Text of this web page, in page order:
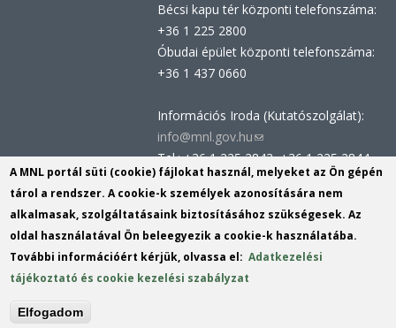
e-
Bécsi kapu tér központi telefonszáma:
+36 1 225 2800
Óbudai épület központi telefonszáma:
+36 1 437 0660
Információs Iroda (Kutatószolgálat):
info@mnl.gov.hu(link
sends
e-
mail)
Tel.: +36 1 225 2843, +36 1 225 2844
Postacím: 1014 Budapest, Bécsi kapu
tér 2-4.
Felnőttképzési nyilvántartási szám:
B/2020/002162
Engedélyszám: E/2020/000419
A MNL portál süti (cookie) fájlokat használ, melyeket az Ön gépén
tárol a rendszer. A cookie-k személyek azonosítására nem
alkalmasak, szolgáltatásaink biztosításához szükségesek. Az
oldal használatával Ön beleegyezik a cookie-k használatába.
További információért kérjük, olvassa el:Adatkezelési
tájékoztató és cookie kezelési szabályzat
Elfogadom